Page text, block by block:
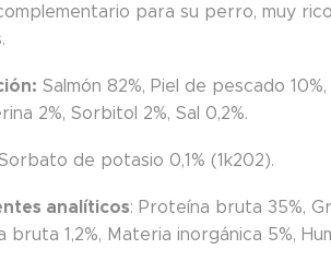
para su perro, muy
Salmón 82%, Piel de pescado
2%, Sorbitol 2%, Sal 0,2%.
de potasio 0,1% (1k202).
analíticos: Proteína bruta 35%,
bruta 1,2%, Materia inorgánica 5%,